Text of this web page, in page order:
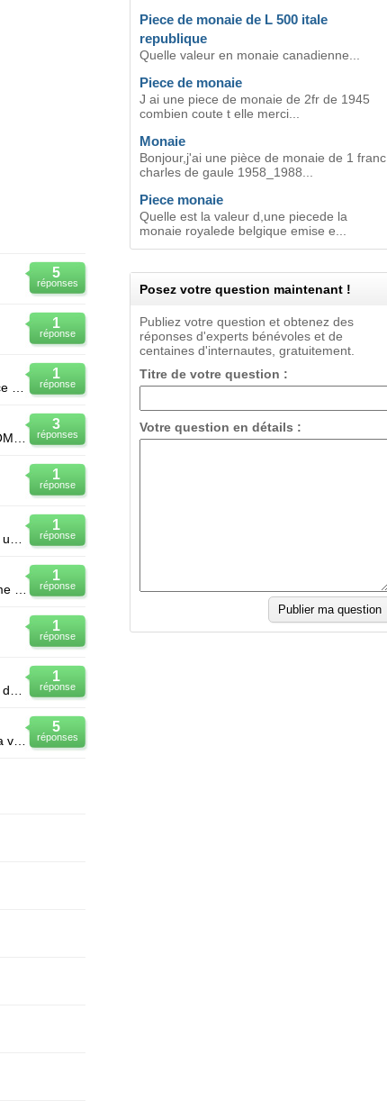
5
réponses
1
réponse
1
réponse
3
réponses
1
réponse
1
réponse
1
réponse
1
réponse
1
réponse
5
réponses
Je possede piece de monaie en argent de 1875 j aimerai en connaitre la valeur?
Piece de monaie de L 500 itale
republique
Quelle valeur en monaie canadienne...
Piece de monaie
J ai une piece de monaie de 2fr de 1945
combien coute t elle merci...
Monaie
Bonjour,j'ai une pièce de monaie de 1 franc
charles de gaule 1958_1988...
Piece monaie
Quelle est la valeur d,une piecede la
monaie royalede belgique emise e...
Posez votre question maintenant !
Publiez votre question et obtenez des
réponses d'experts bénévoles et de
centaines d'internautes, gratuitement.
Titre de votre question :
Votre question en détails :